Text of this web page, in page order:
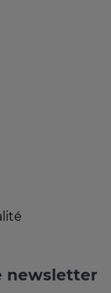
newsletter